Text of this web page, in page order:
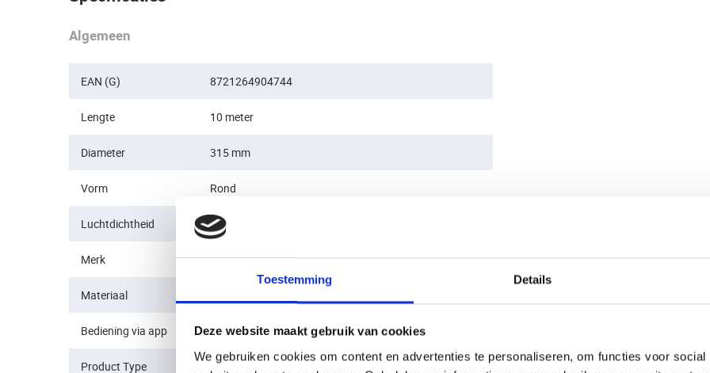
Toestemming Details
Deze website maakt gebruik van cookies
We gebruiken cookies om content en advertenties te personaliseren, om functies voor
Algemeen
EAN (G) 8721264904744
Lengte 10 meter
Diameter 315 mm
Vorm Rond
Luchtdichtheid Normale luchtdichtheid
Merk Whisper
Materiaal
Bediening via app Nee
Product Type Niet-geisoleerde ventilatiebuizen